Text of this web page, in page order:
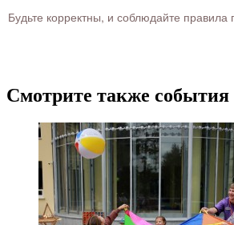
Будьте корректны, и соблюдайте правила
Смотрите также события